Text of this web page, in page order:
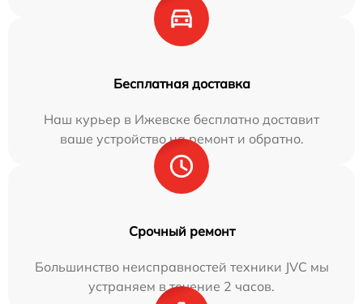
Бесплатная доставка
Наш курьер в Ижевске бесплатно доставит
ваше устройство на ремонт и обратно.
Срочный ремонт
Большинство неисправностей техники JVC мы
устраняем в течение 2 часов.